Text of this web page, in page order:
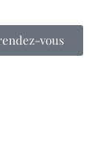
vous